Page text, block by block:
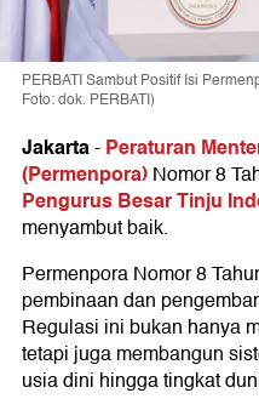
PERBATI Sambut Positif Isi
Foto: dok. PERBATI)
Jakarta-Peraturan
(Permenpora)Nomor 8
Pengurus Besar Tinju
menyambut baik.
Permenpora Nomor 8
pembinaan dan
Regulasi ini bukan hanya
tetapi juga membangun
usia dini hingga tingkat